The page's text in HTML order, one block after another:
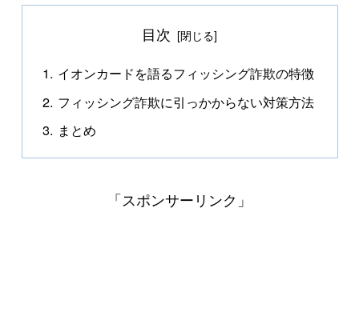
目次
イオンカードを語るフィッシング詐欺の特徴
フィッシング詐欺に引っかからない対策方法
まとめ
「スポンサーリンク」